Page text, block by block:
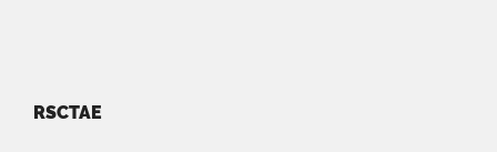
RSCTAE